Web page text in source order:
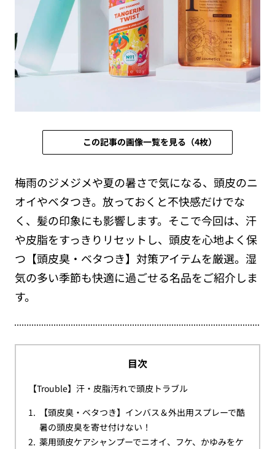
この記事の画像一覧を見る（4枚）
梅雨のジメジメや夏の暑さで気になる、頭皮のニ
オイやベタつき。放っておくと不快感だけでな
く、髪の印象にも影響します。そこで今回は、汗
や皮脂をすっきりリセットし、頭皮を心地よく保
つ【頭皮臭・ベタつき】対策アイテムを厳選。湿
気の多い季節も快適に過ごせる名品をご紹介しま
す。
目次
【Trouble】汗・皮脂汚れで頭皮トラブル
【頭皮臭・ベタつき】インバス＆外出用スプレーで酷
暑の頭皮臭を寄せ付けない！
薬用頭皮ケアシャンプーでニオイ、フケ、かゆみをケ